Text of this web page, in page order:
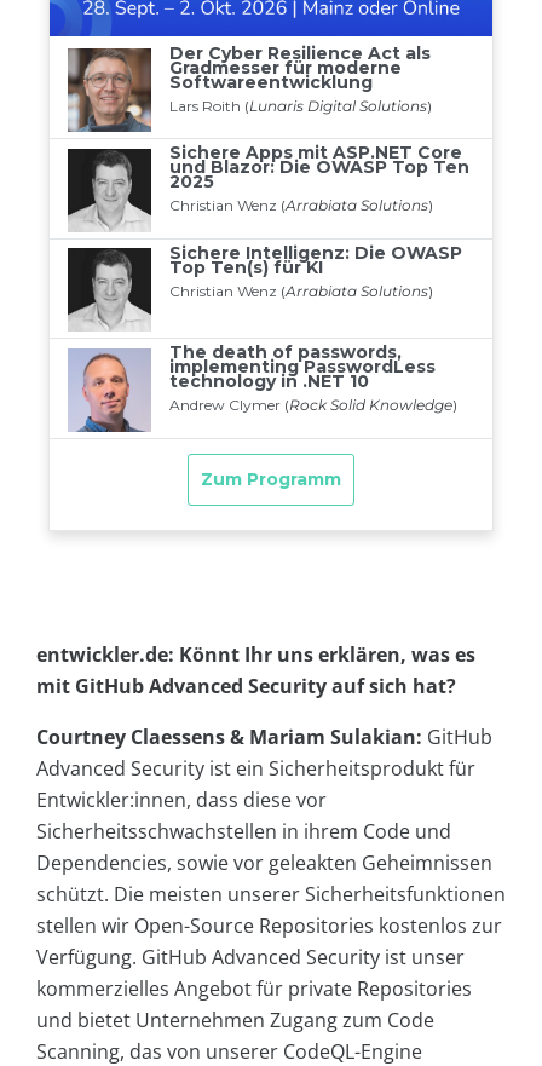
entwickler.de: Könnt Ihr uns erklären, was es
mit GitHub Advanced Security auf sich hat?
Courtney Claessens & Mariam Sulakian: GitHub
Advanced Security ist ein Sicherheitsprodukt für
Entwickler:innen, dass diese vor
Sicherheitsschwachstellen in ihrem Code und
Dependencies, sowie vor geleakten Geheimnissen
schützt. Die meisten unserer Sicherheitsfunktionen
stellen wir Open-Source Repositories kostenlos zur
Verfügung. GitHub Advanced Security ist unser
kommerzielles Angebot für private Repositories
und bietet Unternehmen Zugang zum Code
Scanning, das von unserer CodeQL-Engine